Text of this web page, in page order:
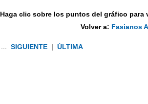
Haga clic sobre los puntos del gráfico para
Volver a: Fasianos
SIGUIENTE | ÚLTIMA